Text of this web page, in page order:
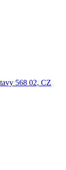
568 02, CZ